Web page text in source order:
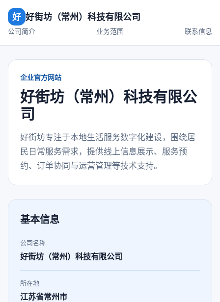
好 好街坊（常州）科技有限公司
公司简介 业务范围 联系信息
企业官方网站
好街坊（常州）科技有限公
司
好街坊专注于本地生活服务数字化建设，围绕居
民日常服务需求，提供线上信息展示、服务预
约、订单协同与运营管理等技术支持。
基本信息
公司名称
好街坊（常州）科技有限公司
所在地
江苏省常州市